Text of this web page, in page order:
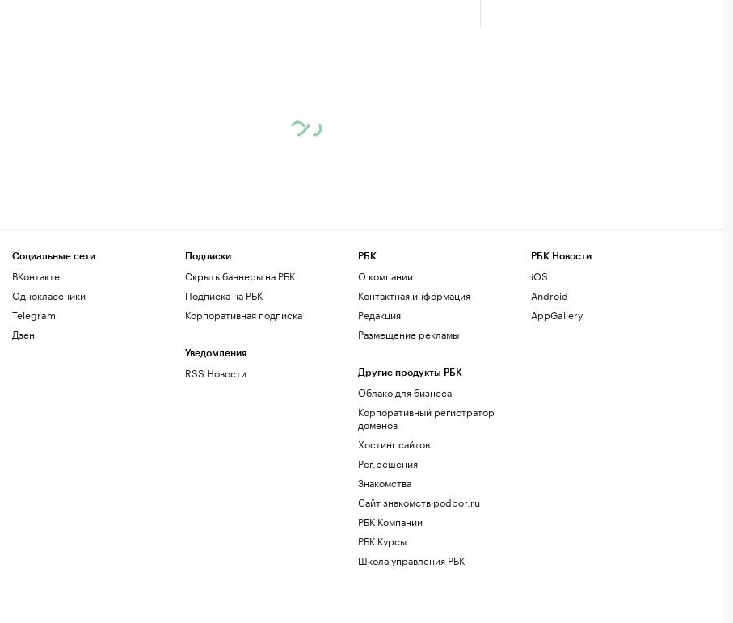
Социальные сети
ВКонтакте
Одноклассники
Telegram
Дзен
Подписки
Скрыть баннеры на РБК
Подписка на РБК
Корпоративная подписка
Уведомления
RSS Новости
РБК
О компании
Контактная информация
Редакция
Размещение рекламы
Другие продукты РБК
Облако для бизнеса
Корпоративный регистратор
доменов
Хостинг сайтов
Рег.решения
Знакомства
Сайт знакомств podbor.ru
РБК Компании
РБК Курсы
Школа управления РБК
РБК Новости
iOS
Android
AppGallery